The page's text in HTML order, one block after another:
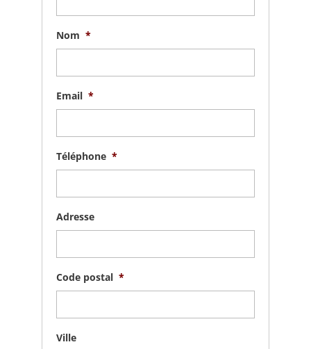
Nom *
Email *
Téléphone *
Adresse
Code postal *
Ville